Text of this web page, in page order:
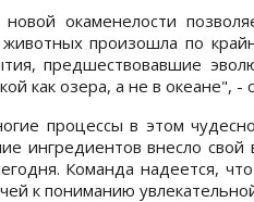
окаменелости
животных произошла по
предшествовавшие
как озера, а не в океане", -
процессы в этом
ингредиентов внесло
Команда надеется,
к пониманию